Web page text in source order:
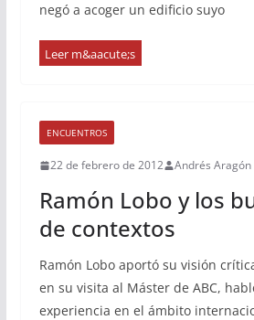
negó a acoger un edificio suyo
ENCUENTROS
22 de febrero de 2012 Andrés Aragón
Ramón Lobo y los
de contextos
Ramón Lobo aportó su visión
en su visita al Máster de ABC,
experiencia en el ámbito